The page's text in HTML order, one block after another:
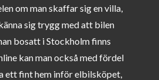
om man skaffar sig en villa,
sig trygg med att bilen
bosatt i Stockholm finns
kan man också med fördel
ett fint hem inför elbilsköpet,